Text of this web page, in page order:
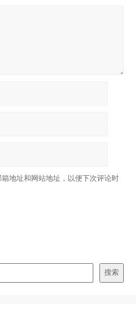
地址和网站地址，以便下次评论时
搜索